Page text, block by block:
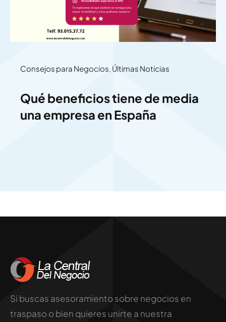
Consejos para Negocios, Últimas Noticias
Qué beneficios tiene de media
una empresa en España
Si buscas asesoramiento sobre negocios en
traspaso o bien quieres unirte a nuestra